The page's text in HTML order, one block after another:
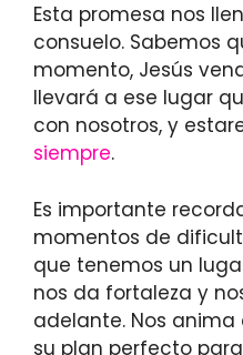
Esta promesa nos
consuelo. Sabemos
momento, Jesús
llevará a ese lugar
con nosotros, y
siempre.
Es importante
momentos de
que tenemos un
nos da fortaleza y
adelante. Nos anima
su plan perfecto